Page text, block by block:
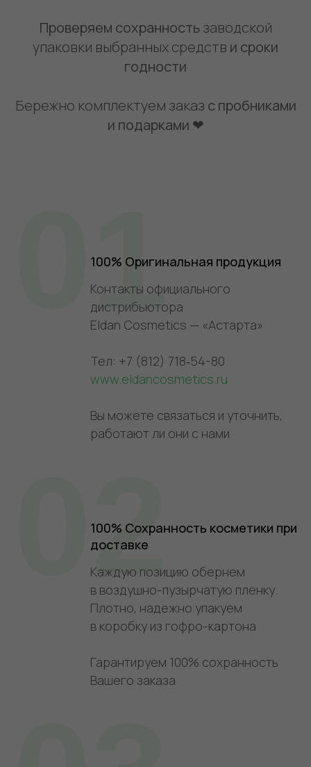
Проверяем сохранностьзаводской
упаковки выбранных средств и сроки
годности
Бережно комплектуем заказ с пробниками
и подарками ❤
100% Оригинальная продукция
Контакты официального
дистрибьютора
Eldan Cosmetics — «Астарта»
Тел: +7 (812) 718‑54-80
www.eldancosmetics.ru
Вы можете связаться и уточнить,
работают ли они с нами
01
100% Сохранность косметики при
доставке
Каждую позицию обернем
в воздушно-пузырчатую пленку.
Плотно, надежно упакуем
в коробку из гофро-картона
Гарантируем 100% сохранность
Вашего заказа
02